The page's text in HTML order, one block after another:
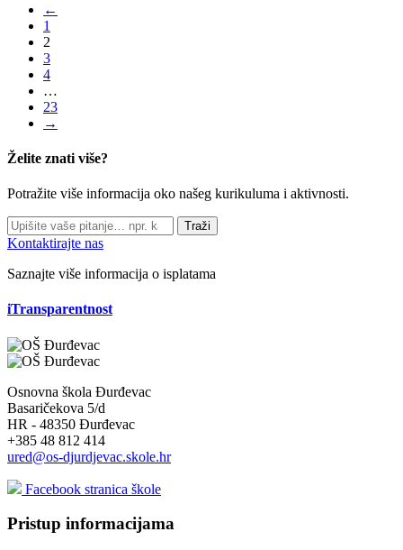
←
1
2
3
4
…
23
→
Želite znati više?
Potražite više informacija oko našeg kurikuluma i aktivnosti.
Traži
Kontaktirajte nas
Saznajte više informacija o isplatama
iTransparentnost
Osnovna škola Đurđevac
Basaričekova 5/d
HR - 48350 Đurđevac
+385 48 812 414
ured@os-djurdjevac.skole.hr
Facebook stranica škole
Pristup informacijama